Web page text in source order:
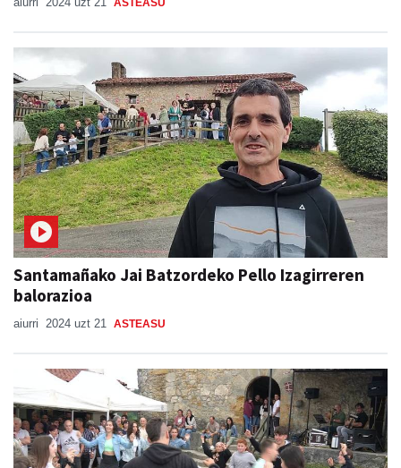
ASTEASU
Santamañako Jai Batzordeko Pello Izagirreren
balorazioa
aiurri 2024 uzt 21 ASTEASU